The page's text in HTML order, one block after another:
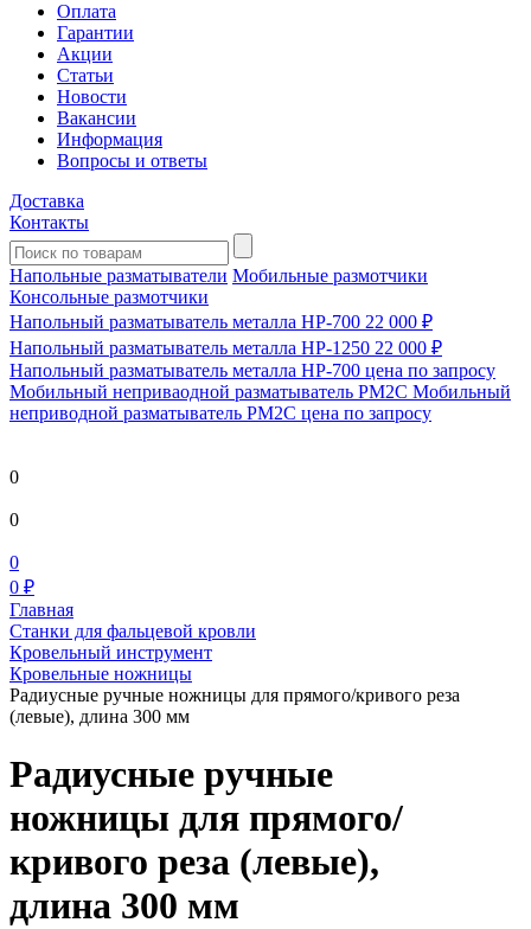
Оплата
Гарантии
Акции
Статьи
Новости
Вакансии
Информация
Вопросы и ответы
Доставка
Контакты
Напольные разматыватели Мобильные размотчики
Консольные размотчики
Напольный разматыватель металла HP-700 22 000 ₽
Напольный разматыватель металла HP-1250 22 000 ₽
Напольный разматыватель металла HP-700 цена по запросу
Мобильный непривaодной разматыватель РМ2С Мобильный
неприводной разматыватель РМ2С цена по запросу
0
0
0
0 ₽
Главная
Станки для фальцевой кровли
Кровельный инструмент
Кровельные ножницы
Радиусные ручные ножницы для прямого/кривого реза
(левые), длина 300 мм
Радиусные ручные
ножницы для прямого/
кривого реза (левые),
длина 300 мм